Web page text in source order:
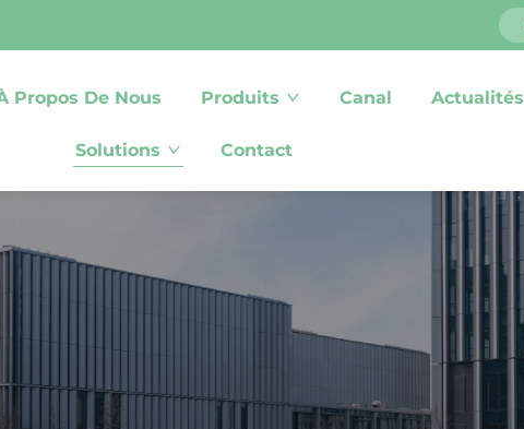
Propos De Nous Produits Canal Actualités
Solutions Contact